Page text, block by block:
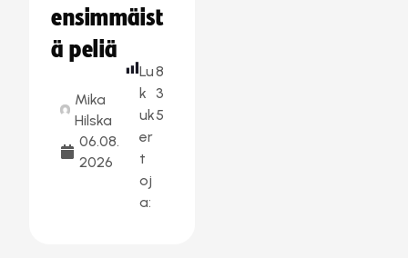
ensimmäist
ä peliä
Mika
Hilska
06.08.
2026
Lu
k
uk
er
t
oj
a:
8
3
5